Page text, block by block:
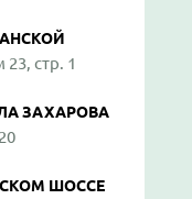
стр. 1
ЗАХАРОВА
ШОССЕ